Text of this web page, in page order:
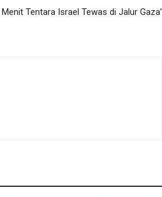
Menit Tentara Israel Tewas di Jalur Gaza’